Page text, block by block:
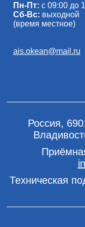
Пн-Пт: с 09:00 до
Сб-Вс: выходной
(время местное)
ais.okean@mail.ru
Россия,
Техническая